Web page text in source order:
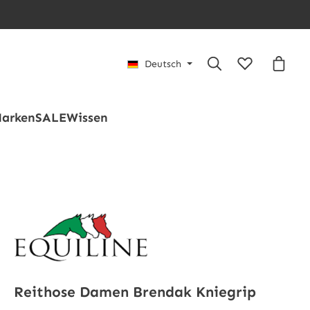
Deutsch
Du hast 0
SALEWissen
Reithose Damen Brendak Kniegrip